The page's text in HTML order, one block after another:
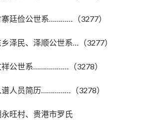
廷俭公世系…………（3277）
泽民、泽顺公世系…（3277）
祥公世系………………（3278）
谱人员简历……………（3278）
旺村、贵港市罗氏